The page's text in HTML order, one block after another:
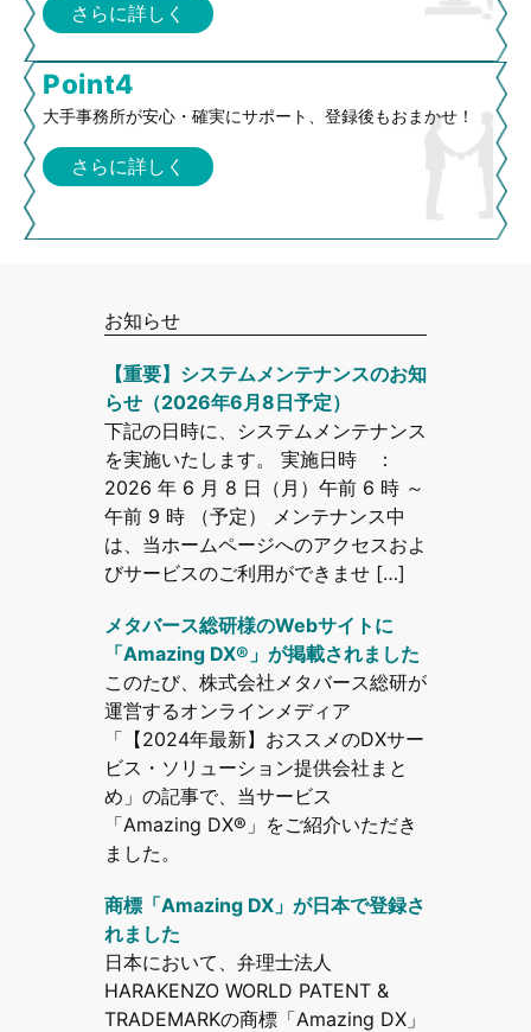
さらに詳しく
Point4
大手事務所が安心・確実にサポート、登録後もおまかせ！
さらに詳しく
お知らせ
【重要】システムメンテナンスのお知
らせ（2026年6月8日予定）
下記の日時に、システムメンテナンス
を実施いたします。 実施日時 ：
2026 年 6 月 8 日（月）午前 6 時 ～
午前 9 時 （予定） メンテナンス中
は、当ホームページへのアクセスおよ
びサービスのご利用ができませ […]
メタバース総研様のWebサイトに
「Amazing DX®」が掲載されました
このたび、株式会社メタバース総研が
運営するオンラインメディア
「【2024年最新】おススメのDXサー
ビス・ソリューション提供会社まと
め」の記事で、当サービス
「Amazing DX®」をご紹介いただき
ました。
商標「Amazing DX」が日本で登録さ
れました
日本において、弁理士法人
HARAKENZO WORLD PATENT &
TRADEMARKの商標「Amazing DX」